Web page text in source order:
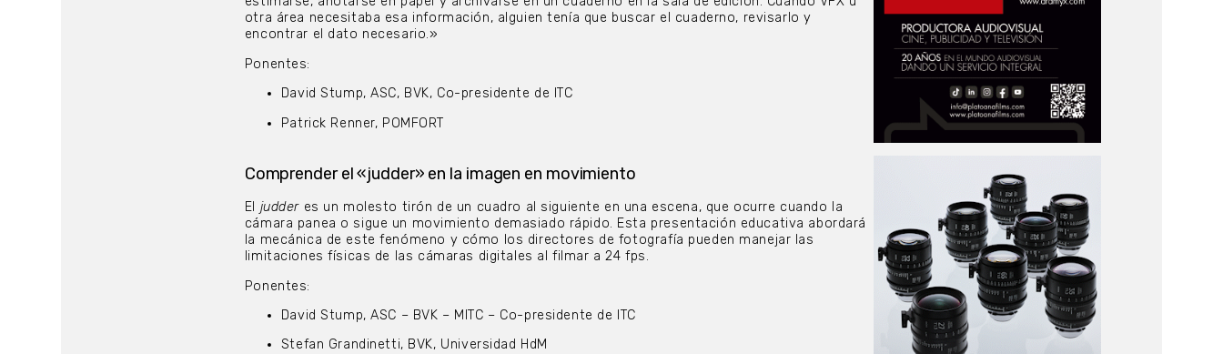
otra área necesitaba esa información, alguien tenía que buscar el cuaderno, revisarlo y
encontrar el dato necesario.»
Ponentes:
David Stump, ASC, BVK, Co-presidente de ITC
Patrick Renner, POMFORT
Comprender el «judder» en la imagen en movimiento
El judder es un molesto tirón de un cuadro al siguiente en una escena, que ocurre cuando la
cámara panea o sigue un movimiento demasiado rápido. Esta presentación educativa abordará
la mecánica de este fenómeno y cómo los directores de fotografía pueden manejar las
limitaciones físicas de las cámaras digitales al filmar a 24 fps.
Ponentes:
David Stump, ASC – BVK – MITC – Co-presidente de ITC
Stefan Grandinetti, BVK, Universidad HdM